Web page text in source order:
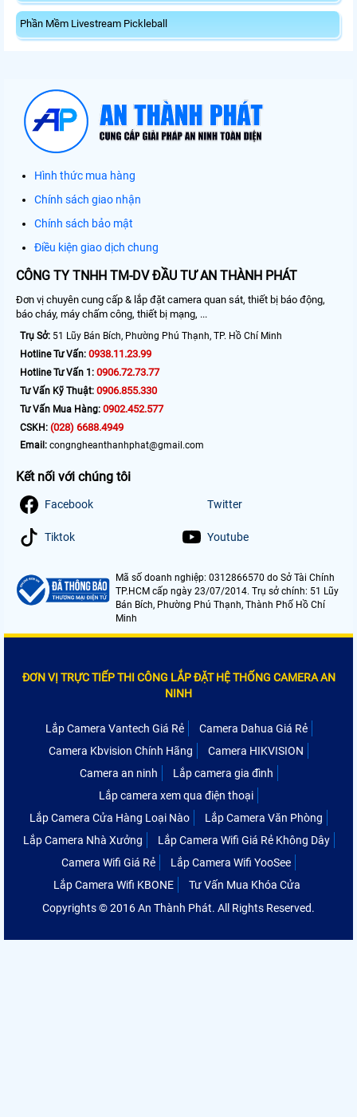
Phần Mềm Livestream Pickleball
Hình thức mua hàng
Chính sách giao nhận
Chính sách bảo mật
Điều kiện giao dịch chung
CÔNG TY TNHH TM-DV ĐẦU TƯ AN THÀNH PHÁT
Đơn vị chuyên cung cấp & lắp đặt camera quan sát, thiết bị báo động,
báo cháy, máy chấm công, thiết bị mạng, ...
Trụ Sở: 51 Lũy Bán Bích, Phường Phú Thạnh, TP. Hồ Chí Minh
Hotline Tư Vấn: 0938.11.23.99
Hotline Tư Vấn 1: 0906.72.73.77
Tư Vấn Kỹ Thuật: 0906.855.330
Tư Vấn Mua Hàng: 0902.452.577
CSKH: (028) 6688.4949
Email: congngheanthanhphat@gmail.com
Kết nối với chúng tôi
Facebook Twitter
Tiktok Youtube
Mã số doanh nghiệp: 0312866570 do Sở Tài Chính
TP.HCM cấp ngày 23/07/2014. Trụ sở chính: 51 Lũy
Bán Bích, Phường Phú Thạnh, Thành Phố Hồ Chí
Minh
ĐƠN VỊ TRỰC TIẾP THI CÔNG LẮP ĐẶT HỆ THỐNG CAMERA AN
NINH
Lắp Camera Vantech Giá Rẻ
Camera Dahua Giá Rẻ
Camera Kbvision Chính Hãng
Camera HIKVISION
Camera an ninh
Lắp camera gia đình
Lắp camera xem qua điện thoại
Lắp Camera Cửa Hàng Loại Nào
Lắp Camera Văn Phòng
Lắp Camera Nhà Xưởng
Lắp Camera Wifi Giá Rẻ Không Dây
Camera Wifi Giá Rẻ
Lắp Camera Wifi YooSee
Lắp Camera Wifi KBONE
Tư Vấn Mua Khóa Cửa
Copyrights © 2016 An Thành Phát. All Rights Reserved.